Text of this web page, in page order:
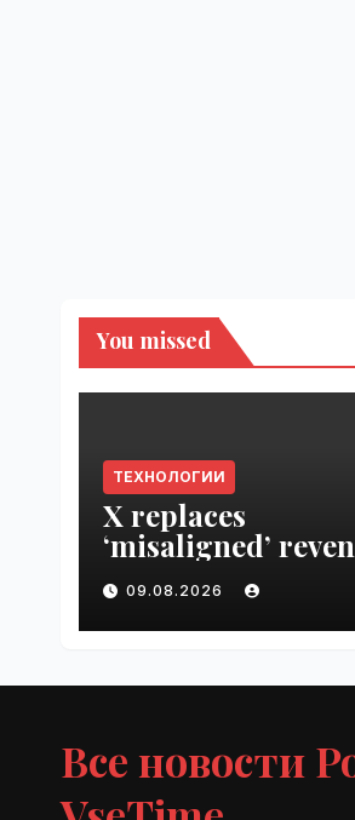
You missed
ТЕХНОЛОГИИ
X replaces
‘misaligned’
sharing program
with Original
Content Rewards |
09.08.2026
Все новости